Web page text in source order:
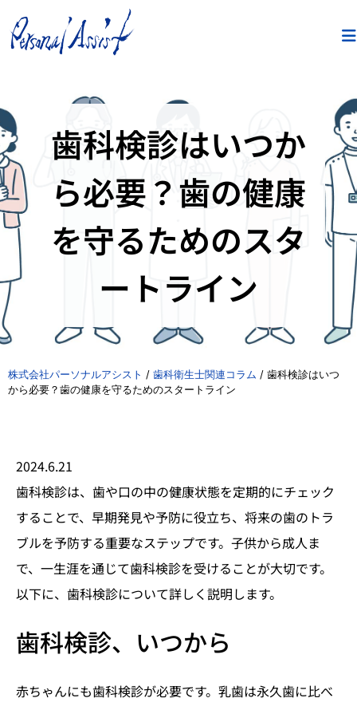
歯科検診はいつか
ら必要？歯の健康
を守るためのスタ
ートライン
株式会社パーソナルアシスト / 歯科衛生士関連コラム / 歯科検診はいつ
から必要？歯の健康を守るためのスタートライン
2024.6.21
歯科検診は、歯や口の中の健康状態を定期的にチェック
することで、早期発見や予防に役立ち、将来の歯のトラ
ブルを予防する重要なステップです。子供から成人ま
で、一生涯を通じて歯科検診を受けることが大切です。
以下に、歯科検診について詳しく説明します。
歯科検診、いつから
赤ちゃんにも歯科検診が必要です。乳歯は永久歯に比べ